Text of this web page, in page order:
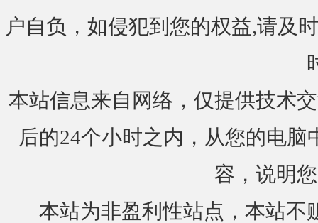
户自负，如侵犯到您的权益,请及
本站信息来自网络，仅提供技术
后的24个小时之内，从您的电
容，说明
本站为非盈利性站点，本站不